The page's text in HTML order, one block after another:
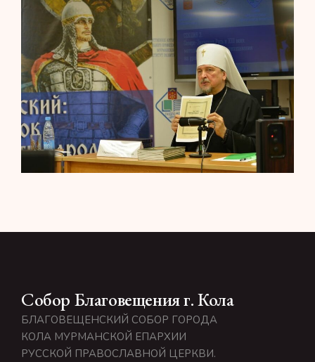
Собор Благовещения г. Кола
БЛАГОВЕЩЕНСКИЙ СОБОР ГОРОДА
КОЛА МУРМАНСКОЙ ЕПАРХИИ
РУССКОЙ ПРАВОСЛАВНОЙ ЦЕРКВИ.